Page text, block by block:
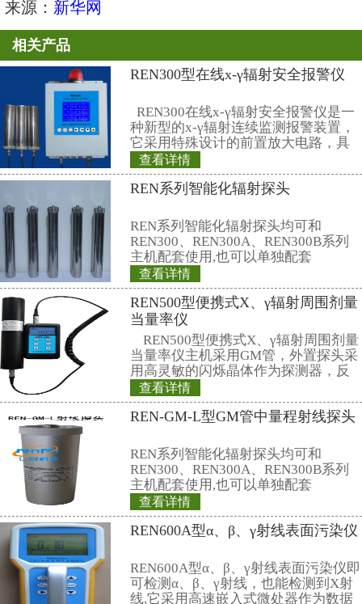
捐助给国际原子能机构。检测车装
测系统、伽马射线探测器等设备，
测、分析及数据处理等辅助设备
物质和气体的探测、监视能力，并
行分析和评估，是一个可以移动的
材料分析实验室。
这辆检测车将首先安置在国际
在奥地利塞伯斯多夫的实验中心，
在那里接受使用培训。而后，该
兰。
来源：新华网
相关产品
REN300型在线x-γ
REN300在线x-γ辐
种新型的x-γ辐射连
它采用特殊设计的
有灵敏度高、操作
查看详情